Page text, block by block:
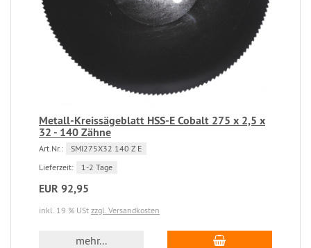
Metall-Kreissägeblatt HSS-E Cobalt 275 x 2,5 x
32 - 140 Zähne
Art.Nr.:
SMI275X32 140 Z E
Lieferzeit:
1-2 Tage
EUR 92,95
inkl. 19 % USt zzgl. Versandkosten
mehr...